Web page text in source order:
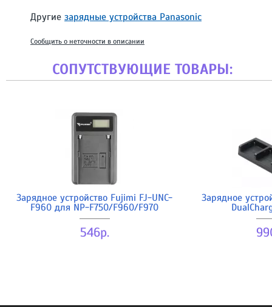
Другие зарядные устройства Panasonic
Сообщить о неточности в описании
СОПУТСТВУЮЩИЕ ТОВАРЫ:
Зарядное устройство Fujimi FJ-UNC-
F960 для NP-F750/F960/F970
546р.
Зарядное